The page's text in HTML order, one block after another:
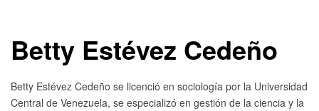
Betty Estévez Cedeño
Betty Estévez Cedeño se licenció en sociología por la Universidad
Central de Venezuela, se especializó en gestión de la ciencia y la